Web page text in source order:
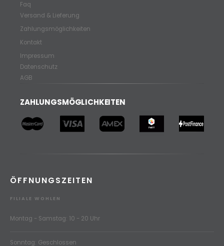
Faq
Versand & Lieferung
Zahlungsmöglichkeiten
Kontakt
Impressum
Datenschutz
AGB
ZAHLUNGSMÖGLICHKEITEN
ÖFFNUNGSZEITEN
FILIALE WOHLEN
Montag - Samstag: 10 - 20 Uhr
Sonntag: Geschlossen